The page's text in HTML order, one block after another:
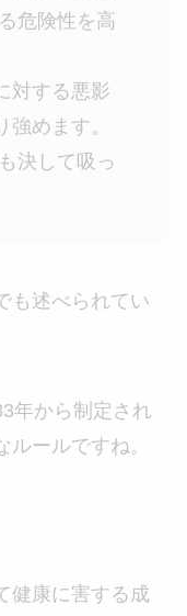
危険性を高
対する悪影
めます。
決して吸っ
も述べられてい
年から制定され
ールですね。
健康に害する成